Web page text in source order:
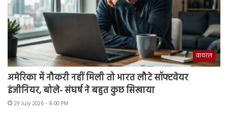
वायरल
अमेरिका में नौकरी नहीं मिली तो भारत लौटे सॉफ्टवेयर
इंजीनियर, बोले- संघर्ष ने बहुत कुछ सिखाया
29 July 2026 - 8:00 PM